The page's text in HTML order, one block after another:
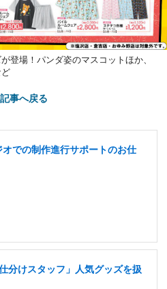
登場！パンダ姿のマスコットほか、
事へ戻る
での制作進行サポートのお仕
分けスタッフ」人気グッズを扱